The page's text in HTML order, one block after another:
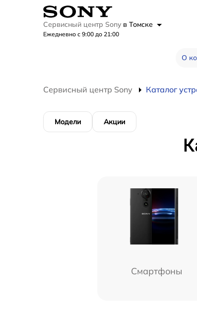
Сервисный центр Sony в Томске
Ежедневно с 9:00 до 21:00
О
Сервисный центр Sony Каталог
Модели Акции
Смартфоны